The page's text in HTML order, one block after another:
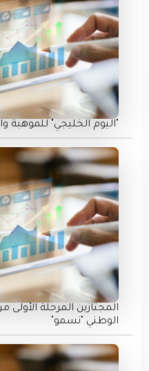
"اليوم الخليجي" للموهبة
المجتازين المرحلة الأولى
الوطني "نسمو"